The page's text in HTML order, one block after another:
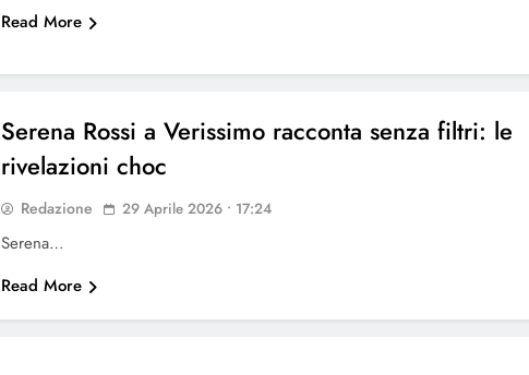
Read More
Serena Rossi a Verissimo racconta senza filtri: le
rivelazioni choc
Redazione 29 Aprile 2026 • 17:24
Serena…
Read More